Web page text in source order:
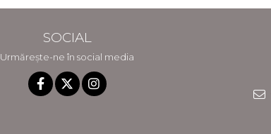
SOCIAL
Urmărește-ne în social media